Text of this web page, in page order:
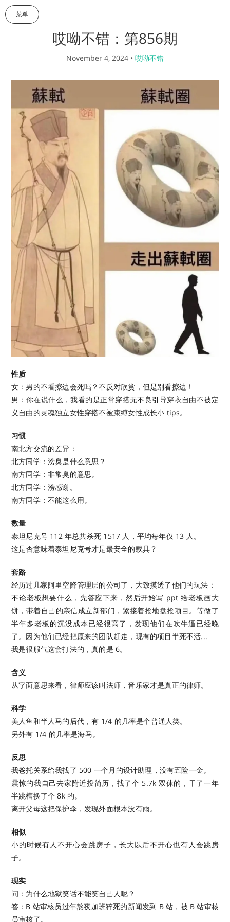
菜单
哎呦不错：第856期
November 4, 2024 • 哎呦不错
性质
女：男的不看擦边会死吗？不反对欣赏，但是别看擦边！
男：你在说什么，我看的是正常穿搭无不良引导穿衣自由不被定
义自由的灵魂独立女性穿搭不被束缚女性成长小 tips。
习惯
南北方交流的差异：
北方同学：滂臭是什么意思？
南方同学：非常臭的意思。
北方同学：滂感谢。
南方同学：不能这么用。
数量
泰坦尼克号 112 年总共杀死 1517 人，平均每年仅 13 人。
这是否意味着泰坦尼克号才是最安全的载具？
套路
经历过几家阿里空降管理层的公司了，大致摸透了他们的玩法：
不论老板想要什么，先答应下来，然后开始写 ppt 给老板画大
饼，带着自己的亲信成立新部门，紧接着抢地盘抢项目。等做了
半年多老板的沉没成本已经很高了，发现他们在吹牛逼已经晚
了。因为他们已经把原来的团队赶走，现有的项目半死不活...
我是很服气这套打法的，真的是 6。
含义
从字面意思来看，律师应该叫法师，音乐家才是真正的律师。
科学
美人鱼和半人马的后代，有 1/4 的几率是个普通人类。
另外有 1/4 的几率是海马。
反思
我爸托关系给我找了 500 一个月的设计助理，没有五险一金。
震惊的我自己去家附近投简历，找了个 5.7k 双休的，干了一年
半跳槽换了个 8k 的。
离开父母这把保护伞，发现外面根本没有雨。
相似
小的时候有人不开心会跳房子，长大以后不开心也有人会跳房
子。
现实
问：为什么地狱笑话不能笑自己人呢？
答：B 站审核员过年熬夜加班猝死的新闻发到 B 站，被 B 站审核
员审核了。